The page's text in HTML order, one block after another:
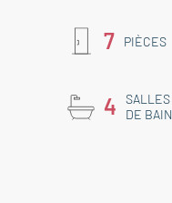
7 PIÈCES
4
SALLES
DE BAIN